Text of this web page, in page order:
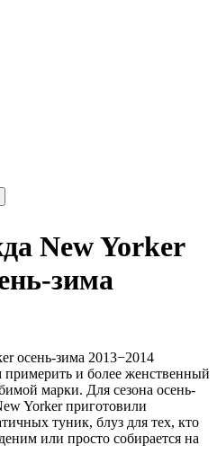
New Yorker
зима
осень-зима 2013−2014
и более женственный
марки. Для сезона осень-
Yorker приготовили
туник, блуз для тех, кто
или просто собирается на